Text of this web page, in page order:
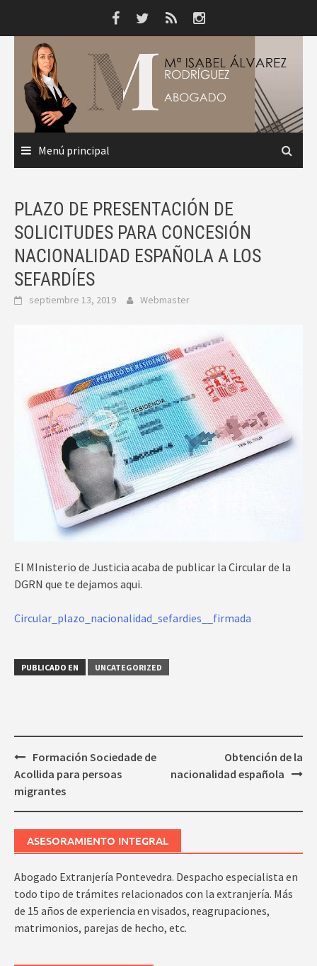
contenido
Menú principal
PLAZO DE PRESENTACIÓN DE
SOLICITUDES PARA CONCESIÓN
NACIONALIDAD ESPAÑOLA A LOS
SEFARDÍES
septiembre 13, 2019 Webmaster
El MInisterio de Justicia acaba de publicar la Circular de la
DGRN que te dejamos aqui.
Circular_plazo_nacionalidad_sefardies__firmada
PUBLICADO EN UNCATEGORIZED
Navegación
de
entradas
Formación Sociedade de
Acollida para persoas
migrantes
Obtención de la
nacionalidad española
ASESORAMIENTO INTEGRAL
Abogado Extranjería Pontevedra. Despacho especialista en
todo tipo de trámites relacionados con la extranjería. Más
de 15 años de experiencia en visados, reagrupaciones,
matrimonios, parejas de hecho, etc.